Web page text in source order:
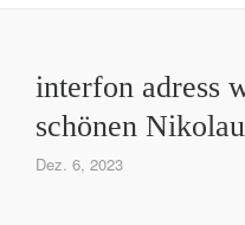
interfon adress
schönen
Dez. 6, 2023